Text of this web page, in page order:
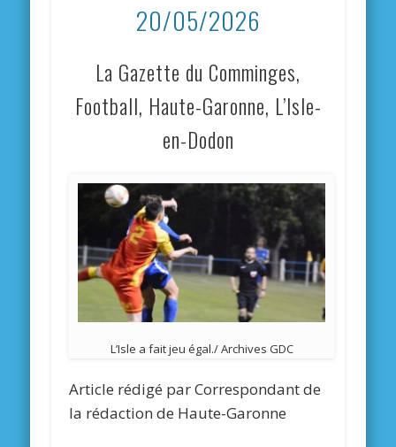
20/05/2026
La Gazette du Comminges,
Football, Haute-Garonne, L’Isle-
en-Dodon
L’Isle a fait jeu égal./ Archives GDC
Article rédigé parCorrespondant de
la rédaction de Haute-Garonne